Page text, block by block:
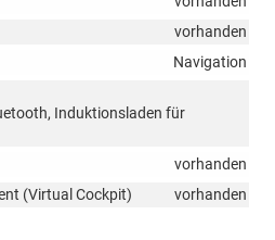
vorhanden
Navigation
Induktionsladen für
vorhanden
(Virtual Cockpit)
vorhanden